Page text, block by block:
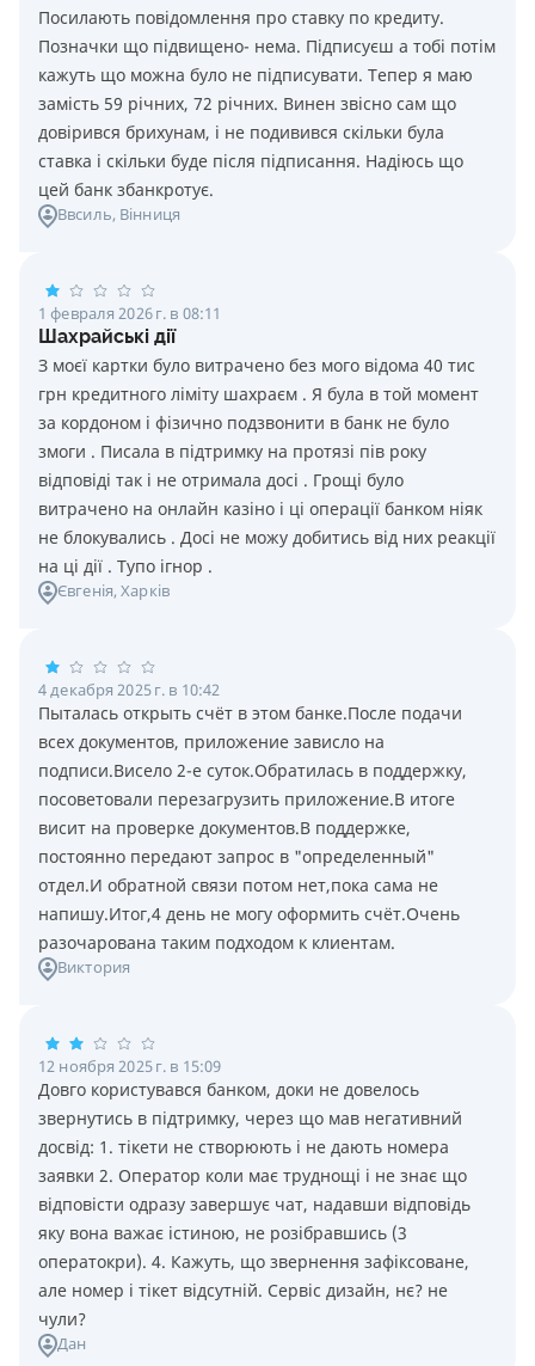
Посилають повідомлення про ставку по кредиту.
Позначки що підвищено- нема. Підписуєш а тобі потім
кажуть що можна було не підписувати. Тепер я маю
замість 59 річних, 72 річних. Винен звісно сам що
довірився брихунам, і не подивився скільки була
ставка і скільки буде після підписання. Надіюсь що
цей банк збанкротує.
Ввсиль, Вінниця
1 февраля 2026 г. в 08:11
Шахрайські дії
З моєї картки було витрачено без мого відома 40 тис
грн кредитного ліміту шахраєм . Я була в той момент
за кордоном і фізично подзвонити в банк не було
змоги . Писала в підтримку на протязі пів року
відповіді так і не отримала досі . Грощі було
витрачено на онлайн казіно і ці операції банком ніяк
не блокувались . Досі не можу добитись від них реакції
на ці дії . Тупо ігнор .
Євгенія, Харків
4 декабря 2025 г. в 10:42
Пыталась открыть счёт в этом банке.После подачи
всех документов, приложение зависло на
подписи.Висело 2-е суток.Обратилась в поддержку,
посоветовали перезагрузить приложение.В итоге
висит на проверке документов.В поддержке,
постоянно передают запрос в "определенный"
отдел.И обратной связи потом нет,пока сама не
напишу.Итог,4 день не могу оформить счёт.Очень
разочарована таким подходом к клиентам.
Виктория
12 ноября 2025 г. в 15:09
Довго користувався банком, доки не довелось
звернутись в підтримку, через що мав негативний
досвід: 1. тікети не створюють і не дають номера
заявки 2. Оператор коли має труднощі і не знає що
відповісти одразу завершує чат, надавши відповідь
яку вона важає істиною, не розібравшись (3
оператокри). 4. Кажуть, що звернення зафіксоване,
але номер і тікет відсутній. Сервіс дизайн, нє? не
чули?
Дан